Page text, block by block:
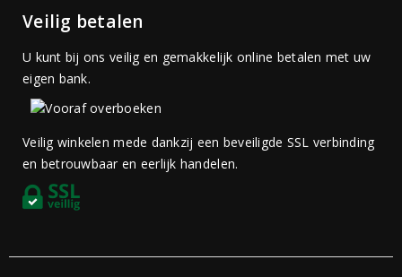
Veilig betalen
U kunt bij ons veilig en gemakkelijk online betalen met uw
eigen bank.
Veilig winkelen mede dankzij een beveiligde SSL verbinding
en betrouwbaar en eerlijk handelen.